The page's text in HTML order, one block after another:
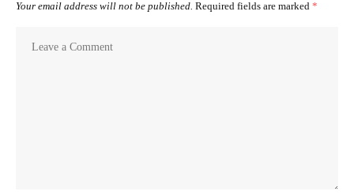
Your email address will not be published. Required fields are marked *